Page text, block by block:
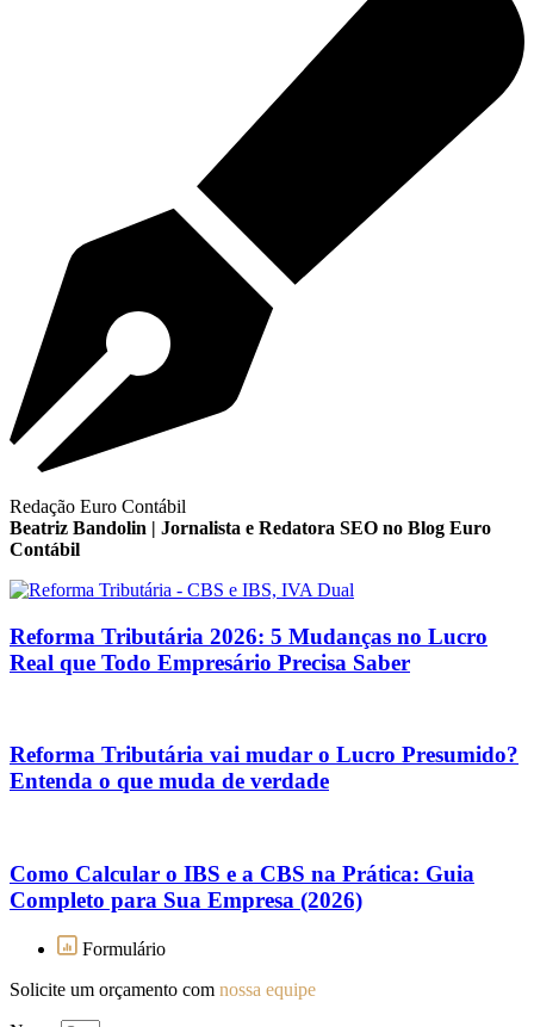
Redação Euro Contábil
Beatriz Bandolin | Jornalista e Redatora SEO no Blog Euro
Contábil
Reforma Tributária 2026: 5 Mudanças no Lucro
Real que Todo Empresário Precisa Saber
Reforma Tributária vai mudar o Lucro Presumido?
Entenda o que muda de verdade
Como Calcular o IBS e a CBS na Prática: Guia
Completo para Sua Empresa (2026)
Formulário
Solicite um orçamento com nossa equipe